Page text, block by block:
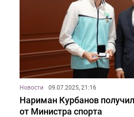
Новости 09.07.2025, 21:16
Нариман Курбанов
от Министра спорта